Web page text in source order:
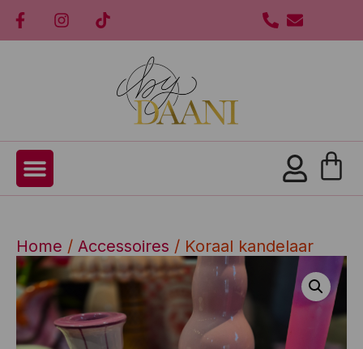
Home / Accessoires / Koraal kandelaar